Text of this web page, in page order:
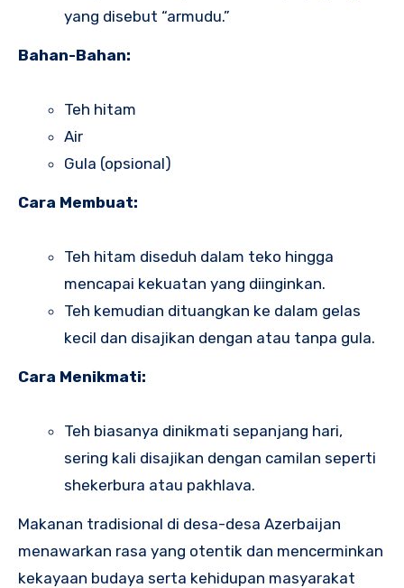
yang disebut “armudu.”
Bahan-Bahan:
Teh hitam
Air
Gula (opsional)
Cara Membuat:
Teh hitam diseduh dalam teko hingga
mencapai kekuatan yang diinginkan.
Teh kemudian dituangkan ke dalam gelas
kecil dan disajikan dengan atau tanpa gula.
Cara Menikmati:
Teh biasanya dinikmati sepanjang hari,
sering kali disajikan dengan camilan seperti
shekerbura atau pakhlava.
Makanan tradisional di desa-desa Azerbaijan
menawarkan rasa yang otentik dan mencerminkan
kekayaan budaya serta kehidupan masyarakat